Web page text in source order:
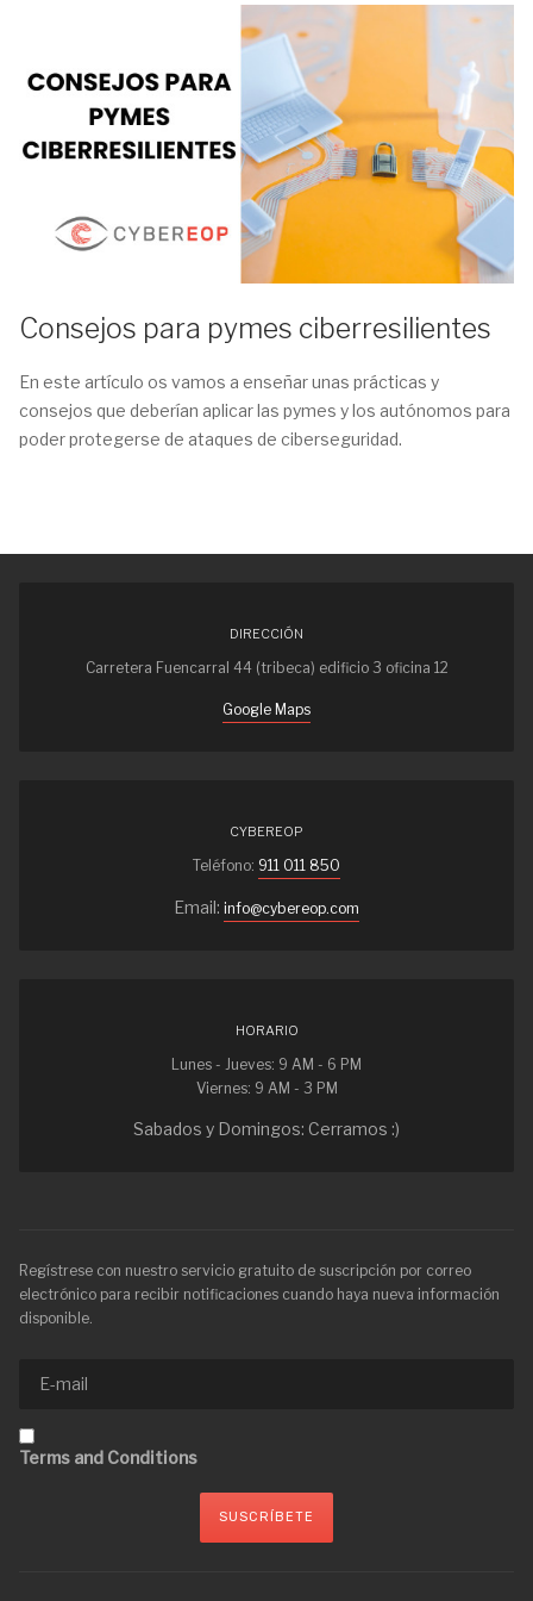
Consejos para pymes ciberresilientes
En este artículo os vamos a enseñar unas prácticas y
consejos que deberían aplicar las pymes y los autónomos para
poder protegerse de ataques de ciberseguridad.
DIRECCIÓN
Carretera Fuencarral 44 (tribeca) edificio 3 oficina 12
Google Maps
CYBEREOP
Teléfono: 911 011 850
Email: info@cybereop.com
HORARIO
Lunes - Jueves: 9 AM - 6 PM
Viernes: 9 AM - 3 PM
Sabados y Domingos: Cerramos :)
Regístrese con nuestro servicio gratuito de suscripción por correo
electrónico para recibir notificaciones cuando haya nueva información
disponible.
Terms and Conditions